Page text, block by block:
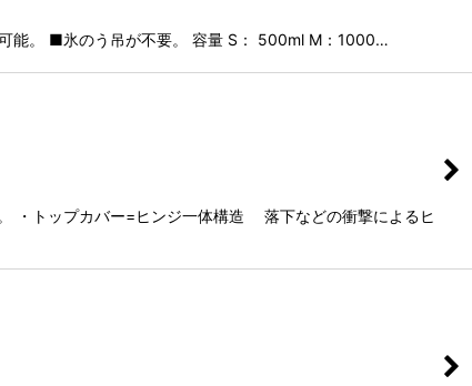
能。 ■氷のう吊が不要。 容量 S： 500ml M：1000…
・トップカバー=ヒンジ一体構造 落下などの衝撃によるヒ